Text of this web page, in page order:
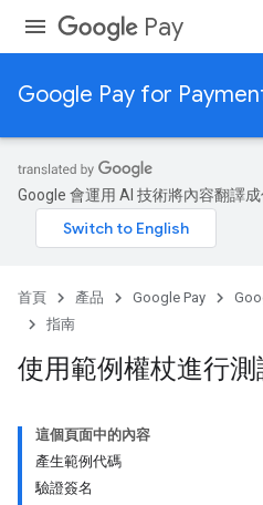
Pay
Google Pay for
Google 會運用 AI 技術將內容翻譯
首頁 產品 Google Pay
指南
使用範例權杖進行測
這個頁面中的內容
產生範例代碼
驗證簽名